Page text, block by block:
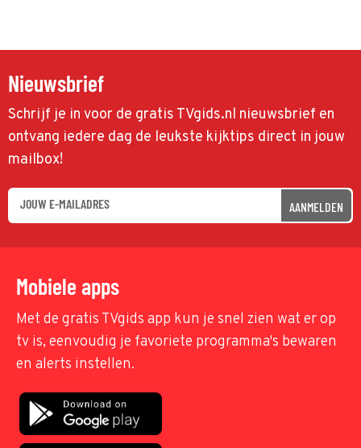
Nieuwsbrief
Schrijf je in voor de gratis TVgids.nl nieuwsbrief en
ontvang iedere dag de leukste kijktips direct in jouw
mailbox!
AANMELDEN
Mobiele apps
Met de gratis TVgids app kun je snel zien wat er op
tv is, eenvoudig je favoriete programma's bewaren
en alerts instellen.